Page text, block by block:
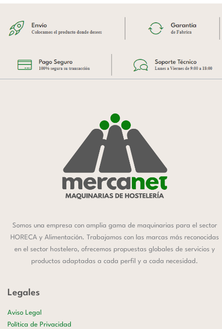
Somos una empresa con amplia gama de maquinarias para el sector
HORECA y Alimentación. Trabajamos con las marcas más reconocidas
en el sector hostelero, ofrecemos propuestas globales de servicios y
productos adaptadas a cada perfil y a cada necesidad.
Legales
Aviso Legal
Política de Privacidad